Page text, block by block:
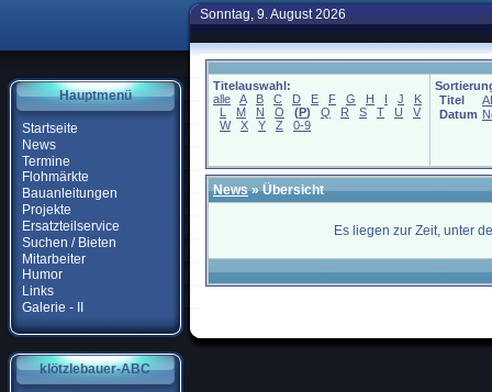
Hauptmenü
Startseite
News
Termine
Flohmärkte
Bauanleitungen
Projekte
Ersatzteilservice
Suchen / Bieten
Mitarbeiter
Humor
Links
Galerie - II
klötzlebauer-ABC
Sonntag, 9. August 2026
Titelauswahl:
alle
A B C D E F G H I J
K
L
M N O (P) Q R S T U
V
W
X Y Z 0-9
Titel
Datum
News» Übersicht
Es liegen zur Zeit, unter